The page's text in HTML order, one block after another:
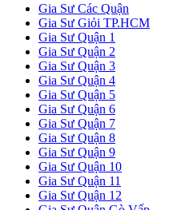
Gia Sư Các Quận
Gia Sư Giỏi TP.HCM
Gia Sư Quận 1
Gia Sư Quận 2
Gia Sư Quận 3
Gia Sư Quận 4
Gia Sư Quận 5
Gia Sư Quận 6
Gia Sư Quận 7
Gia Sư Quận 8
Gia Sư Quận 9
Gia Sư Quận 10
Gia Sư Quận 11
Gia Sư Quận 12